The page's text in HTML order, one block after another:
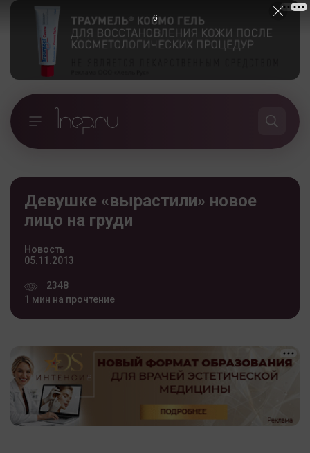
Девушке «вырастили» новое
лицо на груди
Новость
05.11.2013
2348
1 мин на прочтение
5